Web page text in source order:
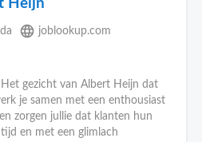
Heijn
language joblookup.com
gezicht van Albert Heijn dat
je samen met een enthousiast
zorgen jullie dat klanten hun
en met een glimlach